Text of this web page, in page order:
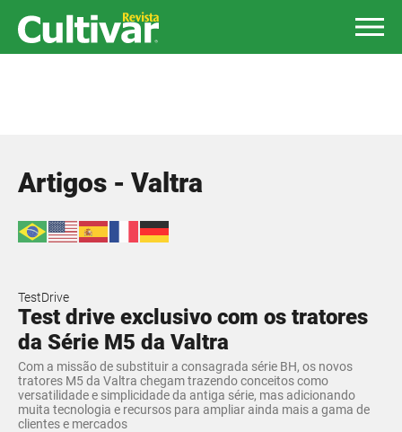
Artigos - Valtra
TestDrive
Test drive exclusivo com os tratores
da Série M5 da Valtra
Com a missão de substituir a consagrada série BH, os novos
tratores M5 da Valtra chegam trazendo conceitos como
versatilidade e simplicidade da antiga série, mas adicionando
muita tecnologia e recursos para ampliar ainda mais a gama de
clientes e mercados